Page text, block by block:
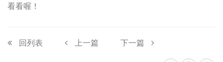
看看喔！
回列表 上一篇 下一篇